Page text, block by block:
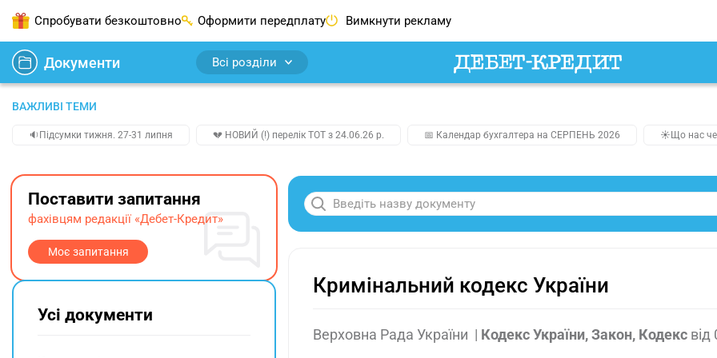
Спробувати безкоштовно Оформити передплату Вимкнути рекламу
Документи Всі розділи
ВАЖЛИВІ ТЕМИ
🔉Підсумки тижня. 27-31 липня 💔 НОВИЙ (!) перелік ТОТ з 24.06.26 р. 📅 Календар бухгалтера на СЕРПЕНЬ 2026 ☀️Що нас
Кримінальний кодекс України
Верховна Рада України | Кодекс України, Закон, Кодекс від
Поставити запитання
фахівцям редакції «Дебет-Кредит»
Моє запитання
Усі документи